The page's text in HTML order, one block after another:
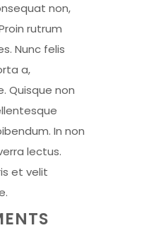
non,
rutrum
Nunc felis
a,
Quisque non
In non
lectus.
et velit